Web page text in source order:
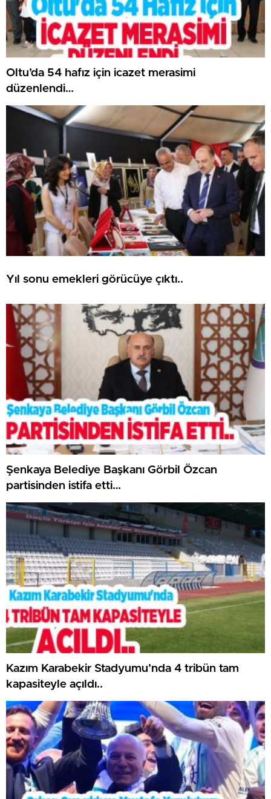
Oltu’da 54 hafız için icazet merasimi
düzenlendi…
Yıl sonu emekleri görücüye çıktı..
Şenkaya Belediye Başkanı Görbil Özcan
partisinden istifa etti…
Kazım Karabekir Stadyumu’nda 4 tribün tam
kapasiteyle açıldı..